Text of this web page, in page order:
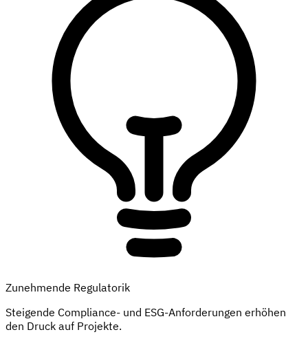
Zunehmende Regulatorik
Steigende Compliance- und ESG-Anforderungen erhöhen
den Druck auf Projekte.